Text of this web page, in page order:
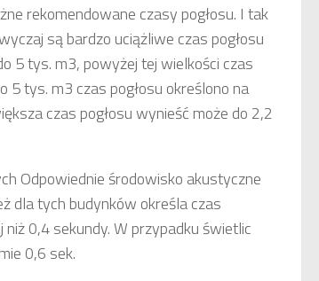
rekomendowane czasy pogłosu. I tak
są bardzo uciążliwe czas pogłosu
5 tys. m3, powyżej tej wielkości czas
5 tys. m3 czas pogłosu określono na
czas pogłosu wynieść może do 2,2
Odpowiednie środowisko akustyczne
dla tych budynków określa czas
0,4 sekundy. W przypadku świetlic
0,6 sek.